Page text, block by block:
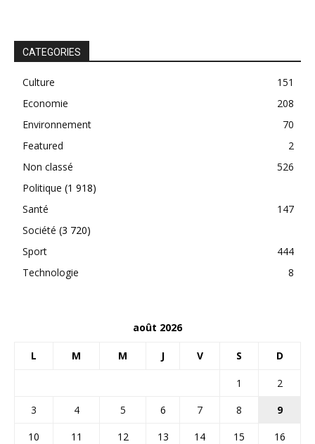
CATEGORIES
Culture
151
Economie
208
Environnement
70
Featured
2
Non classé
526
Politique (1 918)
Santé
147
Société (3 720)
Sport
444
Technologie
8
août 2026
L M M J V S D
1
2
3
4 5 6 7 8
9
10
11 12 13 14 15
16